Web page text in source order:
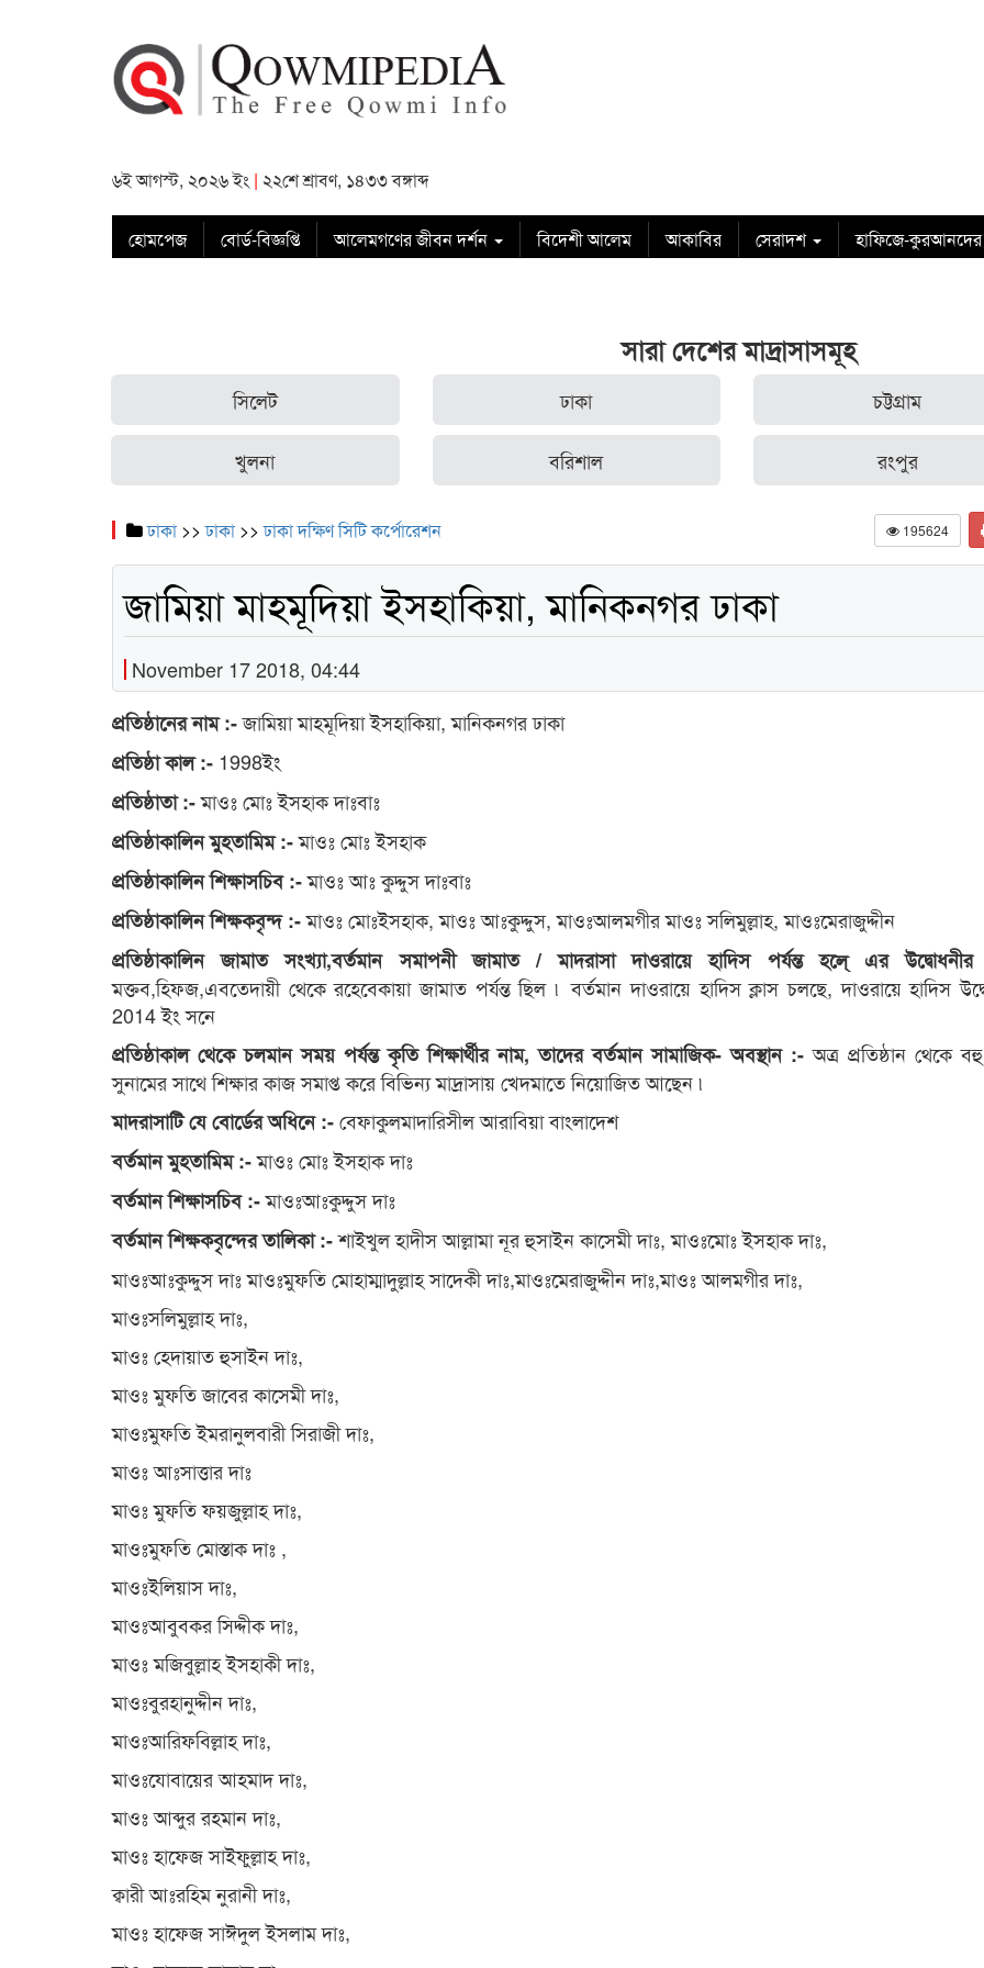
৬ই আগস্ট, ২০২৬ ইং | ২২শে শ্রাবণ, ১৪৩৩ বঙ্গাব্দ
হোমপেজ বোর্ড-বিজ্ঞপ্তি আলেমগণের জীবন দর্শন বিদেশী আলেম আকাবির সেরাদশ হাফিজে-কুরআনদের
সারা দেশের মাদ্রাসাসমূহ
সিলেট ঢাকা চট্টগ্রাম
খুলনা বরিশাল রংপুর
ঢাকা>>ঢাকা>>ঢাকা দক্ষিণ সিটি কর্পোরেশন 195624
জামিয়া মাহমূদিয়া ইসহাকিয়া, মানিকনগর ঢাকা
November 17 2018, 04:44
প্রতিষ্ঠানের নাম :-জামিয়া মাহমূদিয়া ইসহাকিয়া, মানিকনগর ঢাকা
প্রতিষ্ঠা কাল :- 1998ইং
প্রতিষ্ঠাতা :-মাওঃ মোঃ ইসহাক দাঃবাঃ
প্রতিষ্ঠাকালিন মুহতামিম :-মাওঃ মোঃ ইসহাক
প্রতিষ্ঠাকালিন শিক্ষাসচিব :-মাওঃ আঃ কুদ্দুস দাঃবাঃ
প্রতিষ্ঠাকালিন শিক্ষকবৃন্দ :-মাওঃ মোঃইসহাক, মাওঃ আঃকুদ্দুস, মাওঃআলমগীর মাওঃ সলিমুল্লাহ, মাওঃমেরাজুদ্দীন
প্রতিষ্ঠাকালিন জামাত সংখ্যা,বর্তমান সমাপনী জামাত / মাদরাসা দাওরায়ে হাদিস পর্যন্ত হলে্ এর
মক্তব,হিফজ,এবতেদায়ী থেকে রহেবেকায়া জামাত পর্যন্ত ছিল ৷ বর্তমান দাওরায়ে হাদিস ক্লাস চলছে, দাওরায়ে হাদিস
2014 ইং সনে
প্রতিষ্ঠাকাল থেকে চলমান সময় পর্যন্ত কৃতি শিক্ষার্থীর নাম, তাদের বর্তমান সামাজিক- অবস্থান :-অত্র প্রতিষ্ঠান থেকে বহু
সুনামের সাথে শিক্ষার কাজ সমাপ্ত করে বিভিন্য মাদ্রাসায় খেদমাতে নিয়োজিত আছেন ৷
মাদরাসাটি যে বোর্ডের অধিনে :-বেফাকুলমাদারিসীল আরাবিয়া বাংলাদেশ
বর্তমান মুহতামিম :-মাওঃ মোঃ ইসহাক দাঃ
বর্তমান শিক্ষাসচিব :-মাওঃআঃকুদ্দুস দাঃ
বর্তমান শিক্ষকবৃন্দের তালিকা :-শাইখুল হাদীস আল্লামা নূর হুসাইন কাসেমী দাঃ, মাওঃমোঃ ইসহাক দাঃ,
মাওঃআঃকুদ্দুস দাঃ মাওঃমুফতি মোহাম্মাদুল্লাহ সাদেকী দাঃ,মাওঃমেরাজুদ্দীন দাঃ,মাওঃ আলমগীর দাঃ,
মাওঃসলিমুল্লাহ দাঃ,
মাওঃ হেদায়াত হুসাইন দাঃ,
মাওঃ মুফতি জাবের কাসেমী দাঃ,
মাওঃমুফতি ইমরানুলবারী সিরাজী দাঃ,
মাওঃ আঃসাত্তার দাঃ
মাওঃ মুফতি ফয়জুল্লাহ দাঃ,
মাওঃমুফতি মোস্তাক দাঃ ,
মাওঃইলিয়াস দাঃ,
মাওঃআবুবকর সিদ্দীক দাঃ,
মাওঃ মজিবুল্লাহ ইসহাকী দাঃ,
মাওঃবুরহানুদ্দীন দাঃ,
মাওঃআরিফবিল্লাহ দাঃ,
মাওঃযোবায়ের আহমাদ দাঃ,
মাওঃ আব্দুর রহমান দাঃ,
মাওঃ হাফেজ সাইফুল্লাহ দাঃ,
ক্বারী আঃরহিম নুরানী দাঃ,
মাওঃ হাফেজ সাঈদুল ইসলাম দাঃ,